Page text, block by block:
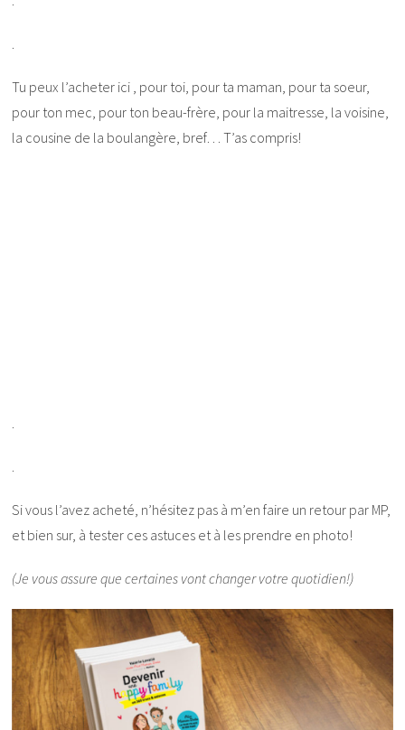
.
Tu peux l’acheter ici , pour toi, pour ta maman, pour ta soeur,
pour ton mec, pour ton beau-frère, pour la maitresse, la voisine,
la cousine de la boulangère, bref… T’as compris!
.
.
Si vous l’avez acheté, n’hésitez pas à m’en faire un retour par MP,
et bien sur, à tester ces astuces et à les prendre en photo!
(Je vous assure que certaines vont changer votre quotidien!)